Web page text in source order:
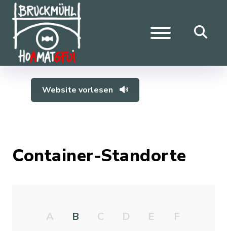
Website vorlesen
Container-Standorte
A B C D E
F